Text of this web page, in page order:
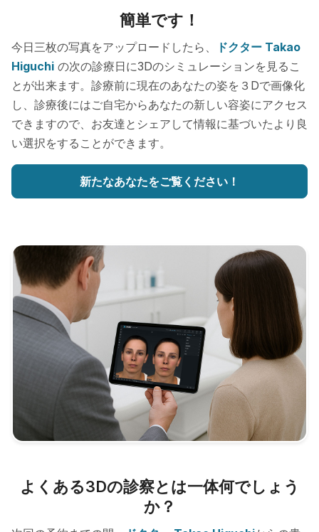
簡単です！
今日三枚の写真をアップロードしたら、
ドクター Takao
Higuchi の次の診療日に3Dのシミュレーションを見るこ
とが出来ます。診療前に現在のあなたの姿を３Dで画像化
し、診療後にはご自宅からあなたの新しい容姿にアクセス
できますので、お友達とシェアして情報に基づいたより良
い選択をすることができます。
新たなあなたをご覧ください！
よくある3Dの診察とは一体何でしょう
か？